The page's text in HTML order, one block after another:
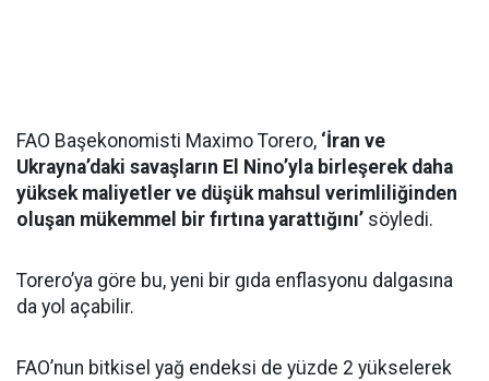
FAO Başekonomisti Maximo Torero, ‘İran ve
Ukrayna’daki savaşların El Nino’yla birleşerek daha
yüksek maliyetler ve düşük mahsul verimliliğinden
oluşan mükemmel bir fırtına yarattığını’ söyledi.
Torero’ya göre bu, yeni bir gıda enflasyonu dalgasına
da yol açabilir.
FAO’nun bitkisel yağ endeksi de yüzde 2 yükselerek